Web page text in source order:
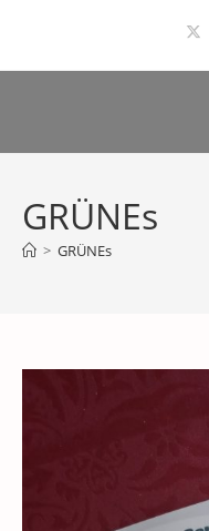
springen
GRÜNEs
> GRÜNEs